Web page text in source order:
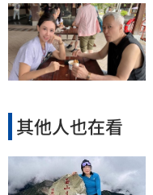
其他人也在看